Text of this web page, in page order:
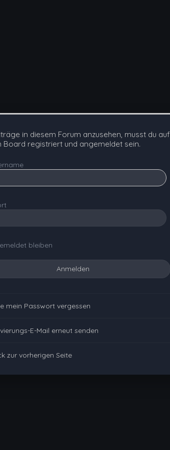
in diesem Forum anzusehen, musst du auf
Board registriert und angemeldet sein.
bleiben
mein Passwort vergessen
E-Mail erneut senden
zur vorherigen Seite